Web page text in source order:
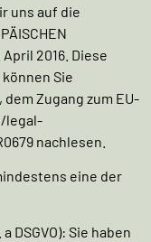
uns auf die
April 2016. Diese
Sie
Zugang zum EU-
legal-
nachlesen.
eine der
DSGVO): Sie haben